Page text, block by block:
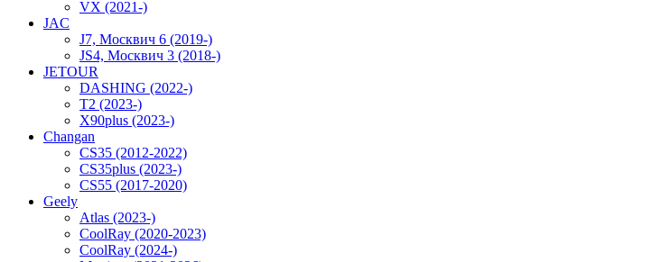
VX (2021-)
JAC
J7, Москвич 6 (2019-)
JS4, Москвич 3 (2018-)
JETOUR
DASHING (2022-)
T2 (2023-)
X90plus (2023-)
Changan
CS35 (2012-2022)
CS35plus (2023-)
CS55 (2017-2020)
Geely
Atlas (2023-)
CoolRay (2020-2023)
CoolRay (2024-)